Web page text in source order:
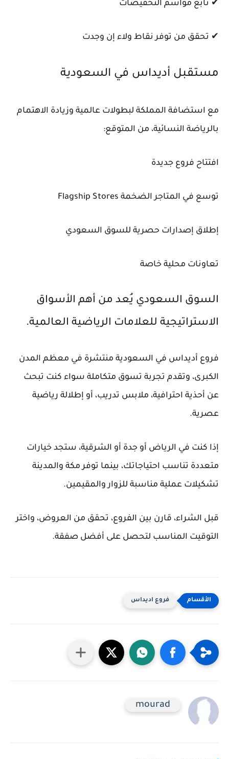
✔ تابع مواسم التخفيضات
✔ تحقق من توفر نقاط ولاء إن وجدت
مستقبل أديداس في السعودية
مع استضافة المملكة لبطولات عالمية وزيادة الاهتمام
بالرياضة النسائية، من المتوقع:
افتتاح فروع جديدة
توسع في المتاجر الضخمة Flagship Stores
إطلاق إصدارات حصرية للسوق السعودي
تعاونات محلية خاصة
السوق السعودي يُعد من أهم الأسواق
الاستراتيجية للعلامات الرياضية العالمية.
فروع أديداس في السعودية منتشرة في معظم المدن
الكبرى، وتقدم تجربة تسوق متكاملة سواء كنت تبحث
عن أحذية احترافية، ملابس تدريب، أو إطلالة رياضية
عصرية.
إذا كنت في الرياض أو جدة أو الشرقية، ستجد خيارات
متعددة تناسب احتياجاتك، بينما توفر مكة والمدينة
تشكيلات عملية مناسبة للزوار والمقيمين.
قبل الشراء، قارن بين الفروع، تحقق من العروض، واختر
التوقيت المناسب لتحصل على أفضل صفقة.
فروع اديداس
mourad